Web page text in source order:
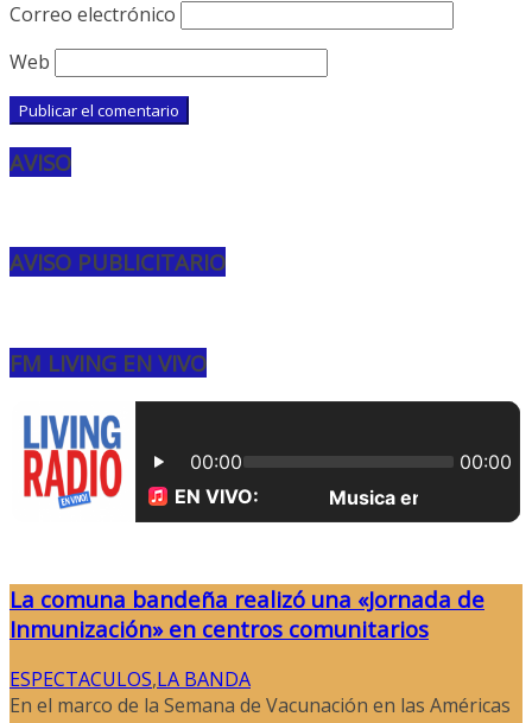
Correo electrónico
Web
AVISO
AVISO PUBLICITARIO
FM LIVING EN VIVO
La comuna bandeña realizó una «Jornada de
Inmunización» en centros comunitarios
ESPECTACULOS,LA BANDA
En el marco de la Semana de Vacunación en las Américas